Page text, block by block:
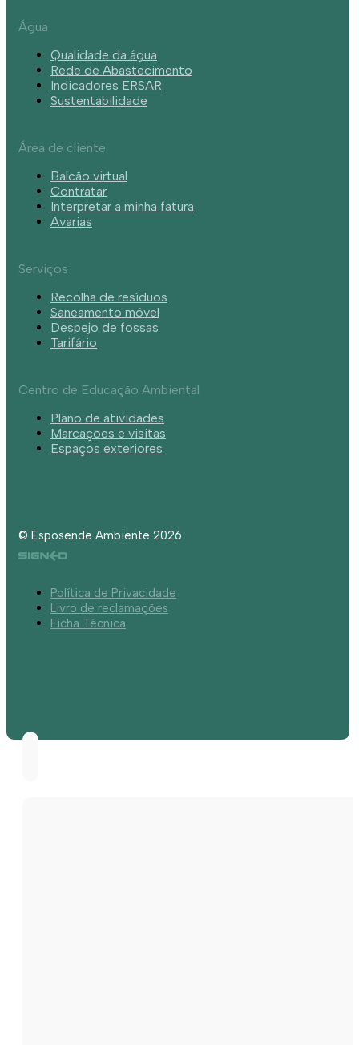
Água
Qualidade da água
Rede de Abastecimento
Indicadores ERSAR
Sustentabilidade
Área de cliente
Balcão virtual
Contratar
Interpretar a minha fatura
Avarias
Serviços
Recolha de resíduos
Saneamento móvel
Despejo de fossas
Tarifário
Centro de Educação Ambiental
Plano de atividades
Marcações e visitas
Espaços exteriores
© Esposende Ambiente 2026
Política de Privacidade
Livro de reclamações
Ficha Técnica